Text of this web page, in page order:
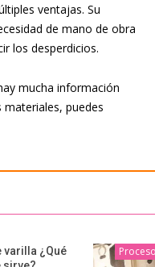
ventajas. Su
de mano de obra
los desperdicios.
mucha información
puedes
varilla ¿Qué